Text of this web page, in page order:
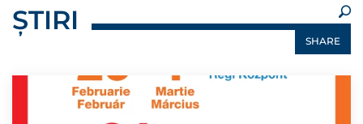
ȘTIRI
SHARE